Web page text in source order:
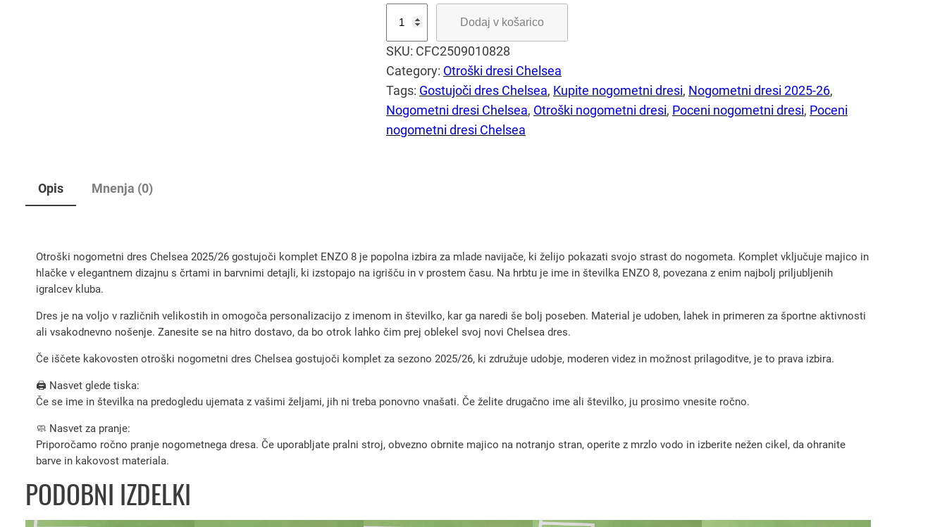
r
o
š
k
i
t
d
e
C
e
Dodaj v košarico
SKU: CFC2509010828
Category: Otroški dresi Chelsea
Tags: Gostujoči dres Chelsea, Kupite nogometni dresi, Nogometni dresi 2025-26
Nogometni dresi Chelsea, Otroški nogometni dresi, Poceni nogometni dresi, Poceni
nogometni dresi Chelsea
Opis Mnenja (0)
Otroški nogometni dres Chelsea 2025/26 gostujoči komplet ENZO 8 je popolna izbira za mlade navijače, ki želijo pokazati svojo strast do nogometa. Komplet vključuje majico in
hlačke v elegantnem dizajnu s črtami in barvnimi detajli, ki izstopajo na igrišču in v prostem času. Na hrbtu je ime in številka ENZO 8, povezana z enim najbolj priljubljenih
igralcev kluba.
Dres je na voljo v različnih velikostih in omogoča personalizacijo z imenom in številko, kar ga naredi še bolj poseben. Material je udoben, lahek in primeren za športne aktivnosti
ali vsakodnevno nošenje. Zanesite se na hitro dostavo, da bo otrok lahko čim prej oblekel svoj novi Chelsea dres.
Če iščete kakovosten otroški nogometni dres Chelsea gostujoči komplet za sezono 2025/26, ki združuje udobje, moderen videz in možnost prilagoditve, je to prava izbira.
🖨️ Nasvet glede tiska:
Če se ime in številka na predogledu ujemata z vašimi željami, jih ni treba ponovno vnašati. Če želite drugačno ime ali številko, ju prosimo vnesite ročno.
🧼 Nasvet za pranje:
Priporočamo ročno pranje nogometnega dresa. Če uporabljate pralni stroj, obvezno obrnite majico na notranjo stran, operite z mrzlo vodo in izberite nežen cikel, da ohranite
barve in kakovost materiala.
PODOBNI IZDELKI